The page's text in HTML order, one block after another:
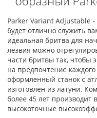
Parker Variant Adjustable
будет отлично служить
идеальная бритва для
лезвия можно
части бритвы так, чтобы
на предпочтение
оформленный станок с
изготовлен из латуни.
более 45 лет производит
высокоточные